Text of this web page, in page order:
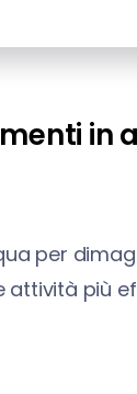
in
per
attività